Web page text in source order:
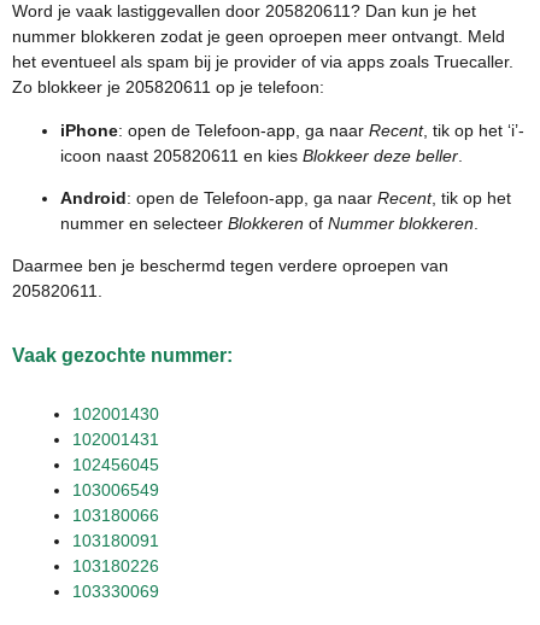
Word je vaak lastiggevallen door 205820611? Dan kun je het
nummer blokkeren zodat je geen oproepen meer ontvangt. Meld
het eventueel als spam bij je provider of via apps zoals Truecaller.
Zo blokkeer je 205820611 op je telefoon:
iPhone: open de Telefoon-app, ga naar Recent, tik op het ‘i’-
icoon naast 205820611 en kies Blokkeer deze beller
Android: open de Telefoon-app, ga naar Recent, tik op het
nummer en selecteer Blokkeren of Nummer blokkeren
Daarmee ben je beschermd tegen verdere oproepen van
205820611.
Vaak gezochte nummer:
102001430
102001431
102456045
103006549
103180066
103180091
103180226
103330069